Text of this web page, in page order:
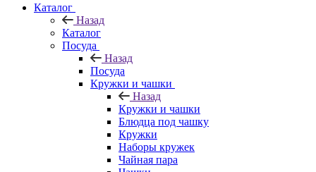
Каталог
Назад
Каталог
Посуда
Назад
Посуда
Кружки и чашки
Назад
Кружки и чашки
Блюдца под чашку
Кружки
Наборы кружек
Чайная пара